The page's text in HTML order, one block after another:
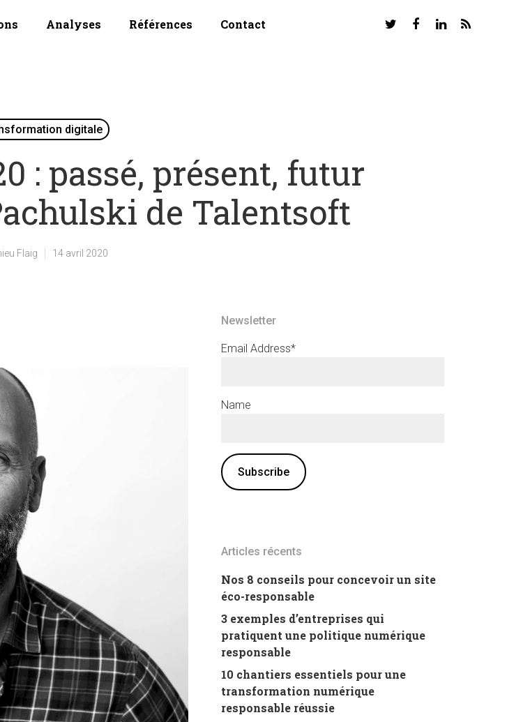
Analyses Références Contact
digitale
: passé, présent, futur
de Talentsoft
Flaig 14 avril 2020
Newsletter
Email Address*
Name
Articles récents
Nos 8 conseils pour concevoir un site
éco-responsable
3 exemples d’entreprises qui
pratiquent une politique numérique
responsable
10 chantiers essentiels pour une
transformation numérique
responsable réussie